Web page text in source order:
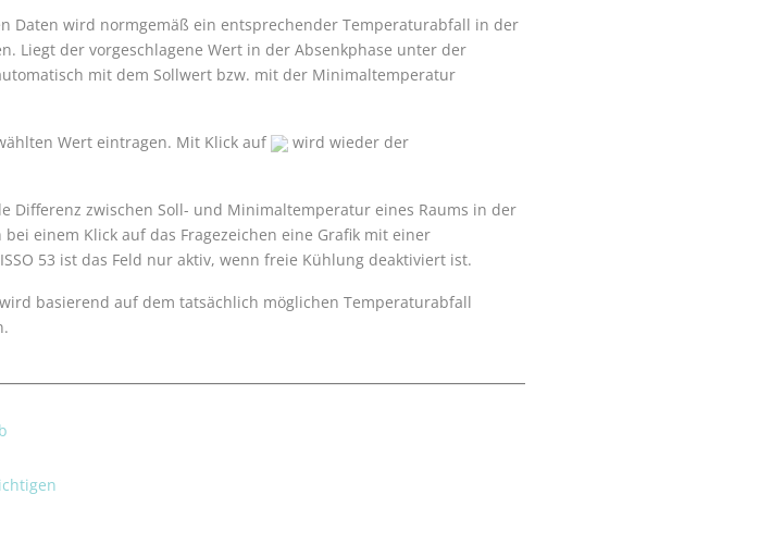
Daten wird normgemäß ein entsprechender Temperaturabfall in der
Liegt der vorgeschlagene Wert in der Absenkphase unter der
mit dem Sollwert bzw. mit der Minimaltemperatur
Wert eintragen. Mit Klick auf
wird wieder der
Differenz zwischen Soll- und Minimaltemperatur eines Raums in der
bei einem Klick auf das Fragezeichen eine Grafik mit einer
53 ist das Feld nur aktiv, wenn freie Kühlung deaktiviert ist.
basierend auf dem tatsächlich möglichen Temperaturabfall